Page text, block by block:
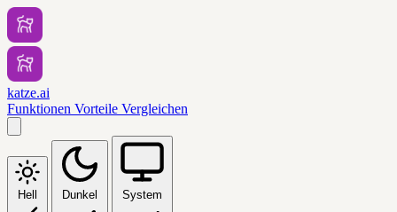
katze.ai
Funktionen Vorteile Vergleichen
Hell Dunkel System